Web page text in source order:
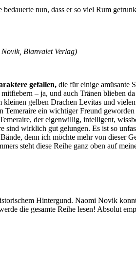
nun, dass er so viel Rum
Blanvalet Verlag)
gefallen, die für einige amüsante
– ja, und auch Tränen blieben
gelben Drachen Levitas und
ein wichtiger Freund
der eigenwillig, intelligent,
wirklich gut gelungen. Es ist so
denn ich möchte mehr von dieser
steht diese Reihe ganz oben auf
Hintergund. Naomi Novik
die gesamte Reihe lesen! Absolut